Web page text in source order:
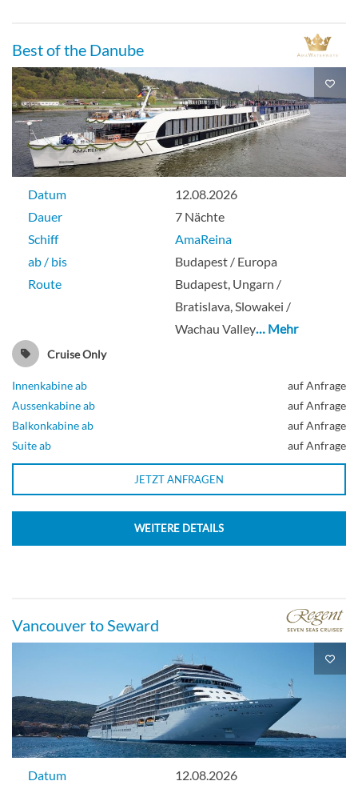
Best of the Danube
Datum
12.08.2026
Dauer
7 Nächte
Schiff
AmaReina
ab / bis
Budapest / Europa
Route
Budapest, Ungarn /
Bratislava, Slowakei /
Wachau Valley… Mehr
Cruise Only
Innenkabine ab
auf Anfrage
Aussenkabine ab
auf Anfrage
Balkonkabine ab
auf Anfrage
Suite ab
auf Anfrage
JETZT ANFRAGEN
WEITERE DETAILS
Vancouver to Seward
Datum 12.08.2026